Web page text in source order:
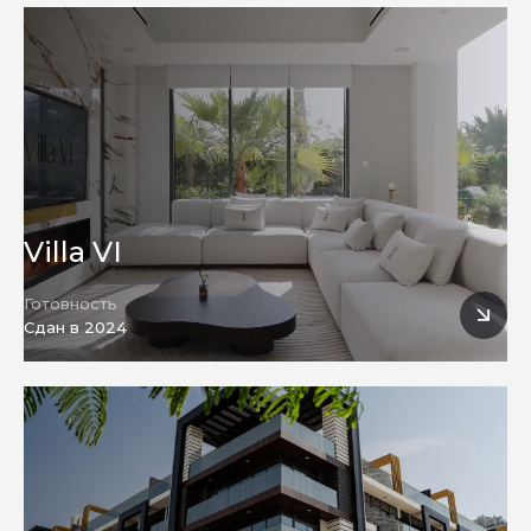
Villa VI
Готовность
Сдан в 2024
Реновация